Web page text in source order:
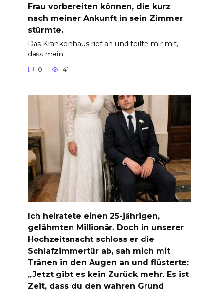
Frau vorbereiten können, die kurz
nach meiner Ankunft in sein Zimmer
stürmte.
Das Krankenhaus rief an und teilte mir mit,
dass mein
0 41
Ich heiratete einen 25-jährigen,
gelähmten Millionär. Doch in unserer
Hochzeitsnacht schloss er die
Schlafzimmertür ab, sah mich mit
Tränen in den Augen an und flüsterte:
„Jetzt gibt es kein Zurück mehr. Es ist
Zeit, dass du den wahren Grund